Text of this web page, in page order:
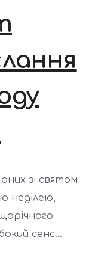
зі святом
неділею,
сенс...